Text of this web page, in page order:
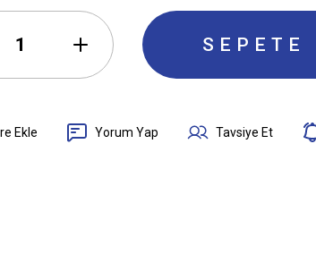
SEPETE
Yorum Yap Tavsiye Et